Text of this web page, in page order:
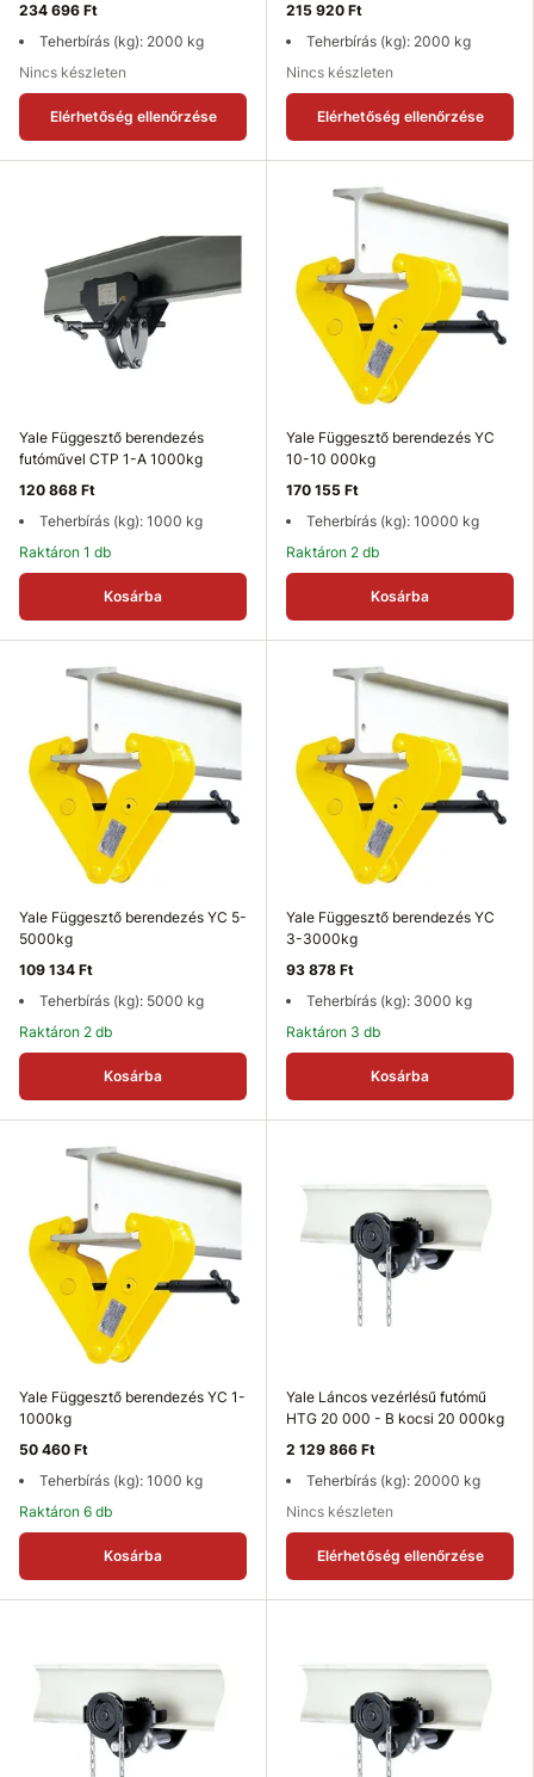
234 696 Ft
Teherbírás (kg): 2000 kg
Nincs készleten
Elérhetőség ellenőrzése
215 920 Ft
Teherbírás (kg): 2000 kg
Nincs készleten
Elérhetőség ellenőrzése
Yale Függesztő berendezés
futóművel CTP 1-A 1000kg
120 868 Ft
Teherbírás (kg): 1000 kg
Raktáron 1 db
Kosárba
Yale Függesztő berendezés YC
10-10 000kg
170 155 Ft
Teherbírás (kg): 10000 kg
Raktáron 2 db
Kosárba
Yale Függesztő berendezés YC 5-
5000kg
109 134 Ft
Teherbírás (kg): 5000 kg
Raktáron 2 db
Kosárba
Yale Függesztő berendezés YC
3-3000kg
93 878 Ft
Teherbírás (kg): 3000 kg
Raktáron 3 db
Kosárba
Yale Függesztő berendezés YC 1-
1000kg
50 460 Ft
Teherbírás (kg): 1000 kg
Raktáron 6 db
Kosárba
Yale Láncos vezérlésű futómű
HTG 20 000 - B kocsi 20 000kg
2 129 866 Ft
Teherbírás (kg): 20000 kg
Nincs készleten
Elérhetőség ellenőrzése